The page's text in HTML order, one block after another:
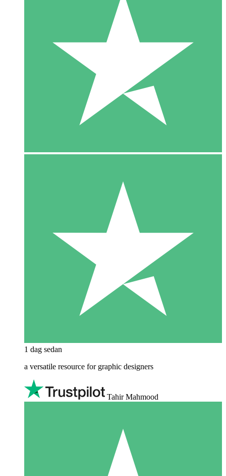
1 dag sedan
a versatile resource for graphic designers
Tahir Mahmood